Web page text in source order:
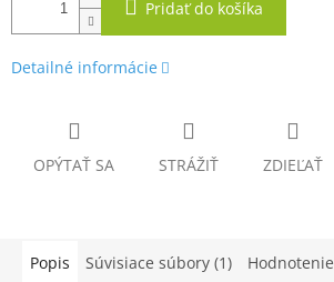
Pridať do košíka
Detailné informácie
OPÝTAŤ SA STRÁŽIŤ ZDIEĽAŤ
Popis Súvisiace súbory (1) Hodnotenie